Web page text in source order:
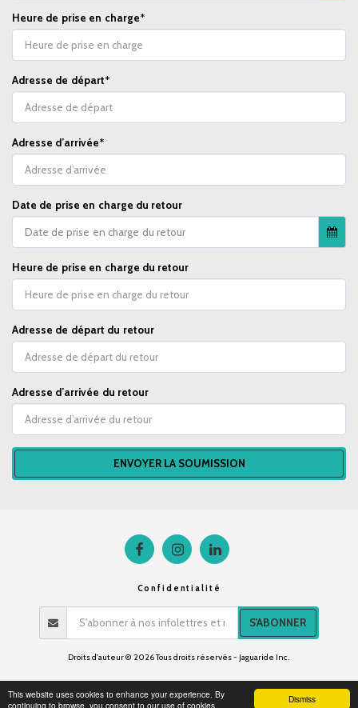
Dismiss
This website uses cookies to enhance your experience. By
continuing to browse, you consent to our use of cookies.
Heure de prise en charge*
Adresse de départ*
Adresse d’arrivée*
Date de prise en charge du retour
Date de prise en charge du retour
Heure de prise en charge du retour
Adresse de départ du retour
Adresse d’arrivée du retour
ENVOYER LA SOUMISSION
Confidentialité
S'ABONNER
Droits d'auteur © 2026 Tous droits réservés - Jaguaride Inc.